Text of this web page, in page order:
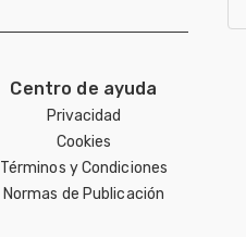
Centro de ayuda
Privacidad
Cookies
Términos y Condiciones
Normas de Publicación